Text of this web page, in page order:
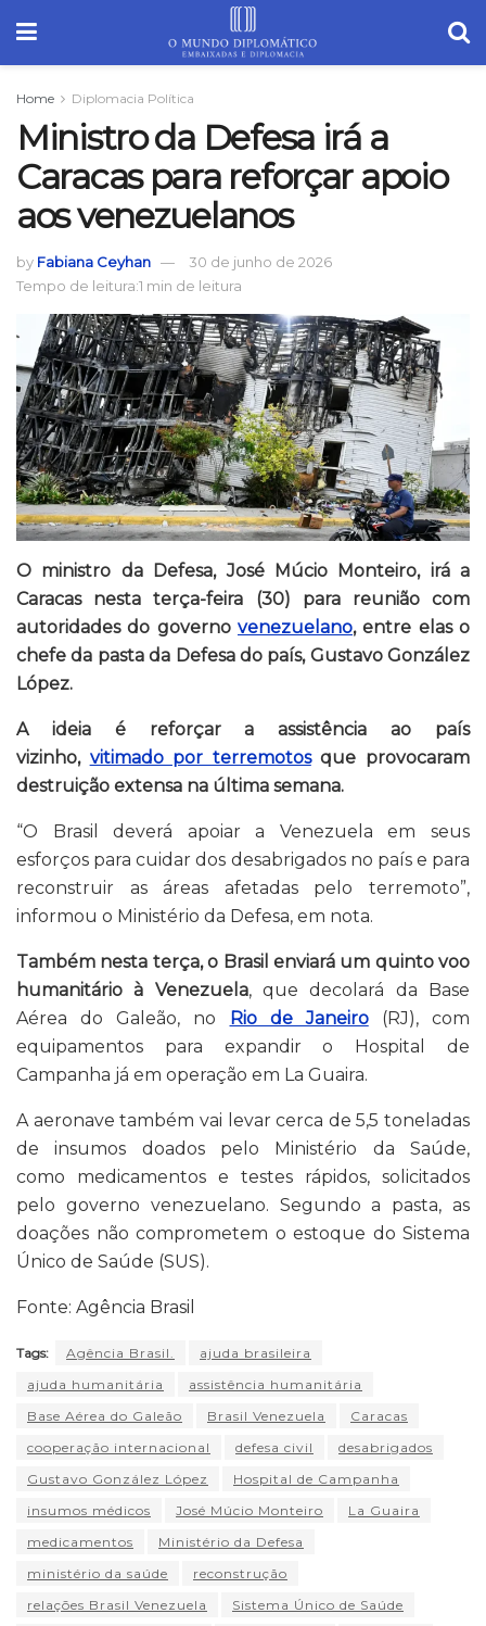
Home Diplomacia Política
Ministro da Defesa irá a
Caracas para reforçar apoio
aos venezuelanos
by Fabiana Ceyhan
30 de junho de 2026
Tempo de leitura:1 min de leitura
O ministro da Defesa, José Múcio Monteiro, irá a
Caracas nesta terça-feira (30) para reunião com
autoridades do governo venezuelano, entre elas o
chefe da pasta da Defesa do país, Gustavo González
López.
A ideia é reforçar a assistência ao país
vizinho, vitimado por terremotosque provocaram
destruição extensa na última semana.
“O Brasil deverá apoiar a Venezuela em seus
esforços para cuidar dos desabrigados no país e para
reconstruir as áreas afetadas pelo terremoto”,
informou o Ministério da Defesa, em nota.
Também nesta terça, o Brasil enviará um quinto voo
humanitário à Venezuela, que decolará da Base
Aérea do Galeão, no
Rio de Janeiro(RJ), com
equipamentos para expandir o Hospital de
Campanha já em operação em La Guaira.
A aeronave também vai levar cerca de 5,5 toneladas
de insumos doados pelo Ministério da Saúde,
como medicamentos e testes rápidos, solicitados
pelo governo venezuelano. Segundo a pasta, as
doações não comprometem o estoque do Sistema
Único de Saúde (SUS).
Fonte: Agência Brasil
Tags: Agência Brasil.
ajuda brasileira
ajuda humanitária
assistência humanitária
Base Aérea do Galeão
Brasil Venezuela
Caracas
cooperação internacional
defesa civil
desabrigados
Gustavo González López
Hospital de Campanha
insumos médicos
José Múcio Monteiro
La Guaira
medicamentos
Ministério da Defesa
ministério da saúde
reconstrução
relações Brasil Venezuela
Sistema Único de Saúde